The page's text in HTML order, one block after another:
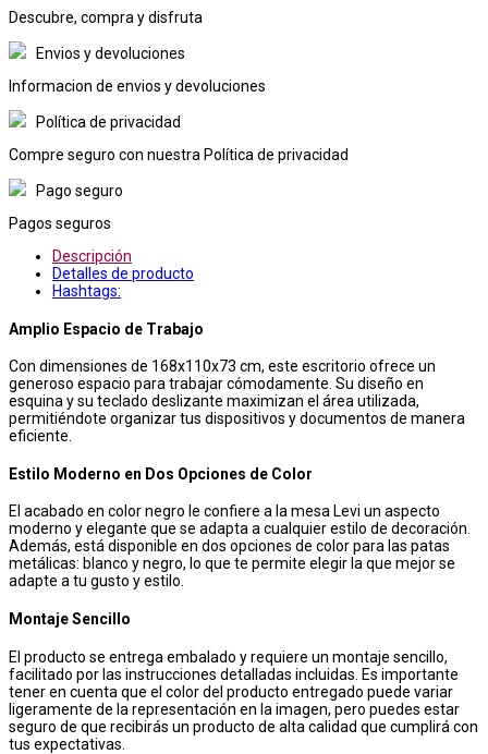
Descubre, compra y disfruta
Envios y devoluciones
Informacion de envios y devoluciones
Política de privacidad
Compre seguro con nuestra Política de privacidad
Pago seguro
Pagos seguros
Descripción
Detalles de producto
Hashtags:
Amplio Espacio de Trabajo
Con dimensiones de 168x110x73 cm, este escritorio ofrece un
generoso espacio para trabajar cómodamente. Su diseño en
esquina y su teclado deslizante maximizan el área utilizada,
permitiéndote organizar tus dispositivos y documentos de manera
eficiente.
Estilo Moderno en Dos Opciones de Color
El acabado en color negro le confiere a la mesa Levi un aspecto
moderno y elegante que se adapta a cualquier estilo de decoración.
Además, está disponible en dos opciones de color para las patas
metálicas: blanco y negro, lo que te permite elegir la que mejor se
adapte a tu gusto y estilo.
Montaje Sencillo
El producto se entrega embalado y requiere un montaje sencillo,
facilitado por las instrucciones detalladas incluidas. Es importante
tener en cuenta que el color del producto entregado puede variar
ligeramente de la representación en la imagen, pero puedes estar
seguro de que recibirás un producto de alta calidad que cumplirá con
tus expectativas.